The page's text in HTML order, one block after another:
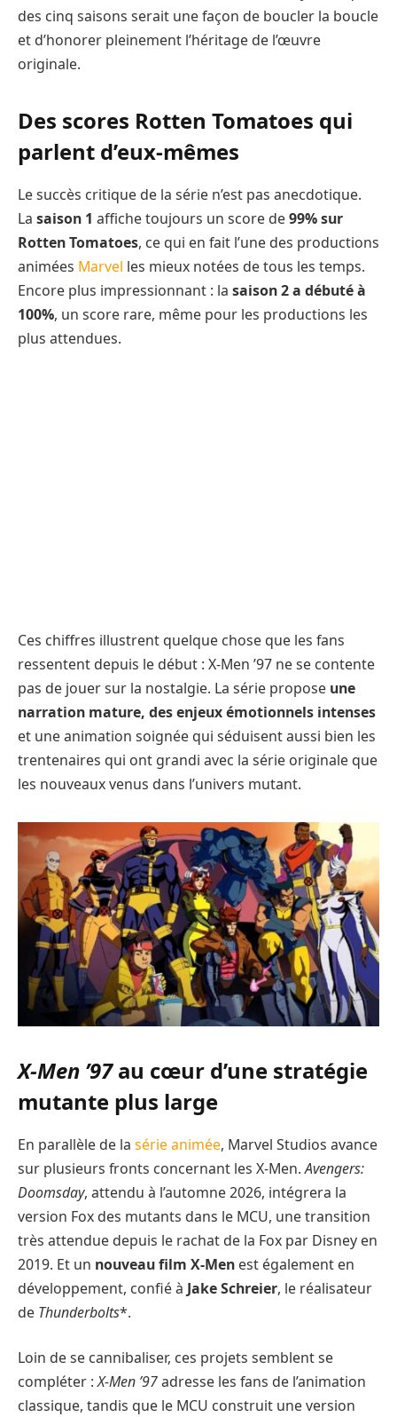
des cinq saisons serait une façon de boucler la boucle
et d’honorer pleinement l’héritage de l’œuvre
originale.
Des scores Rotten Tomatoes qui
parlent d’eux-mêmes
Le succès critique de la série n’est pas anecdotique.
La saison 1 affiche toujours un score de99% sur
Rotten Tomatoes, ce qui en fait l’une des productions
animées Marvel les mieux notées de tous les temps.
Encore plus impressionnant : la saison 2 a débuté à
100%, un score rare, même pour les productions les
plus attendues.
Ces chiffres illustrent quelque chose que les fans
ressentent depuis le début : X-Men ’97 ne se contente
pas de jouer sur la nostalgie. La série propose une
narration mature, des enjeux émotionnels intenses
et une animation soignée qui séduisent aussi bien les
trentenaires qui ont grandi avec la série originale que
les nouveaux venus dans l’univers mutant.
X-Men ’97au cœur d’une stratégie
mutante plus large
En parallèle de la série animée, Marvel Studios avance
sur plusieurs fronts concernant les X-Men.Avengers:
Doomsday, attendu à l’automne 2026, intégrera la
version Fox des mutants dans le MCU, une transition
très attendue depuis le rachat de la Fox par Disney en
2019. Et un nouveau film X-Men est également en
développement, confié à Jake Schreier, le réalisateur
de Thunderbolts*.
Loin de se cannibaliser, ces projets semblent se
compléter :X-Men ’97adresse les fans de l’animation
classique, tandis que le MCU construit une version